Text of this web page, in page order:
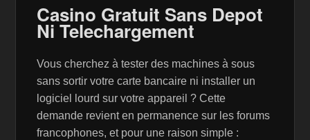
Casino Gratuit Sans Depot
Ni Telechargement
Vous cherchez à tester des machines à sous
sans sortir votre carte bancaire ni installer un
logiciel lourd sur votre appareil ? Cette
demande revient en permanence sur les forums
francophones, et pour une raison simple :